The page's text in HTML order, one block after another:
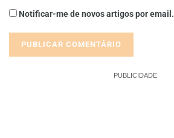
Notificar-me de novos artigos por email.
PUBLICIDADE